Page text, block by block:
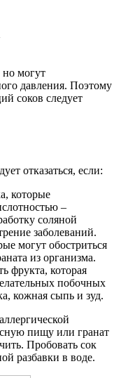
но могут
давления. Поэтому
соков следует
отказаться, если:
которые
–
соляной
заболеваний.
могут обостриться
из организма.
фрукта, которая
побочных
кожная сыпь и зуд.
пищу или гранат
Пробовать сок
разбавки в воде.